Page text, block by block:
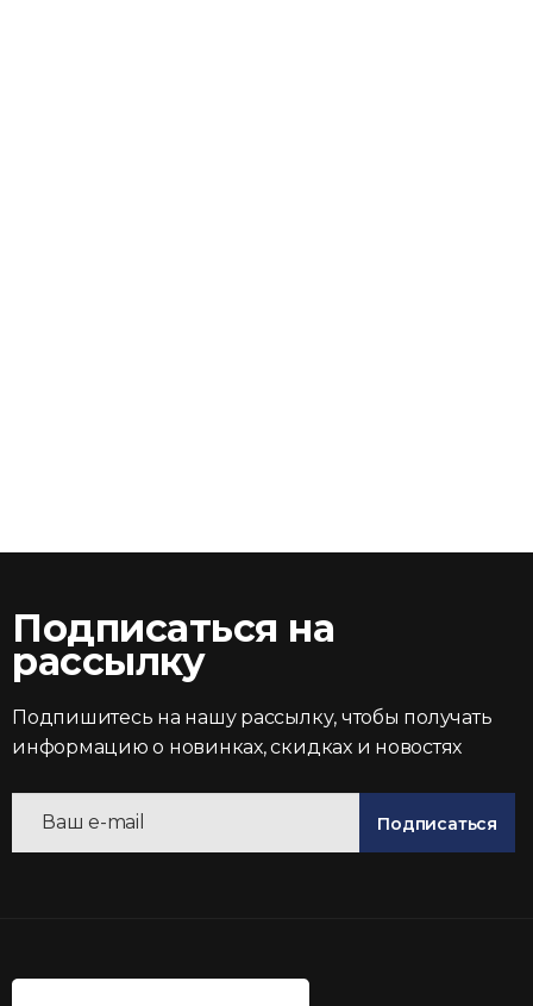
Подписаться на
рассылку
Подпишитесь на нашу рассылку, чтобы получать
информацию о новинках, скидках и новостях
Подписаться